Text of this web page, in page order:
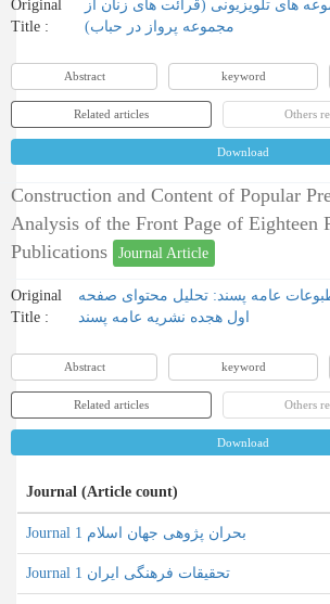
Original
Title :
های تلویزیونی (قرائت های زنان از
مجموعه پرواز در حباب)
Abstract keyword
Related articles Others
Download
Construction and Content of Popular
Analysis of the Front Page of Eighteen
Publications
Journal Article
Original
Title :
عامه پسند: تحلیل محتوای صفحه
اول هجده نشریه عامه پسند
Abstract keyword
Related articles Others
Download
Journal (Article count)
Journal بحران پژوهی جهان اسلام 1
Journal تحقیقات فرهنگی ایران 1